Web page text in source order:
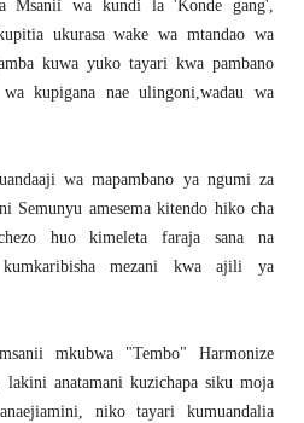
Msanii wa kundi la 'Konde gang',
ukurasa wake wa mtandao wa
kuwa yuko tayari kwa pambano
kupigana nae ulingoni,wadau wa
wa mapambano ya ngumi za
Semunyu amesema kitendo hiko cha
huo kimeleta faraja sana na
kumkaribisha mezani kwa ajili ya
mkubwa "Tembo" Harmonize
lakini anatamani kuzichapa siku moja
niko tayari kumuandalia